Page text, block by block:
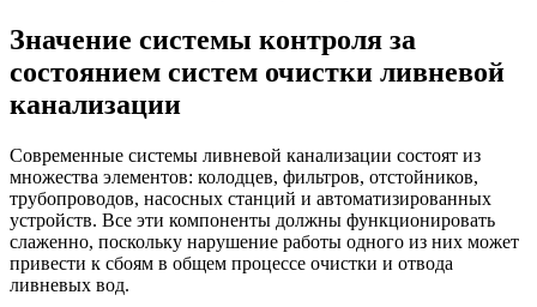
Значение системы контроля за
состоянием систем очистки ливневой
канализации
Современные системы ливневой канализации состоят из
множества элементов: колодцев, фильтров, отстойников,
трубопроводов, насосных станций и автоматизированных
устройств. Все эти компоненты должны функционировать
слаженно, поскольку нарушение работы одного из них может
привести к сбоям в общем процессе очистки и отвода
ливневых вод.